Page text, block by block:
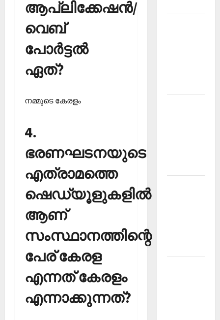
ആപ്ലിക്കേഷന്‍/
വെബ്
പോര്‍ട്ടല്‍
ഏത്?
നമ്മുടെ കേരളം
4.
ഭരണഘടനയുടെ
എത്രാമത്തെ
ഷെഡ്യൂളുകളില്‍
ആണ്
സംസ്ഥാനത്തിന്റെ
പേര് കേരള
എന്നത് കേരളം
എന്നാക്കുന്നത്?